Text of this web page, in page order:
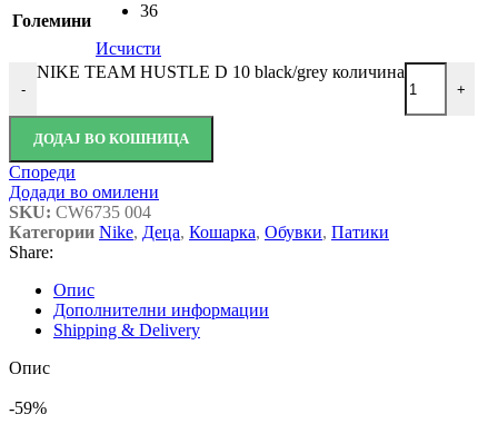
Големини
36
Исчисти
-
NIKE TEAM HUSTLE D 10 black/grey количина
+
ДОДАЈ ВО КОШНИЦА
Спореди
Додади во омилени
SKU: CW6735 004
Категории Nike, Деца, Кошарка, Обувки, Патики
Share:
Опис
Дополнителни информации
Shipping & Delivery
Опис
-59%